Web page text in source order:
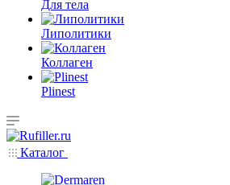
Для тела
Липолитики
Коллаген
Plinest
Каталог